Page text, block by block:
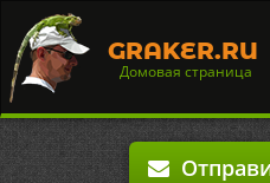
GRAKER.RU
Домовая страница